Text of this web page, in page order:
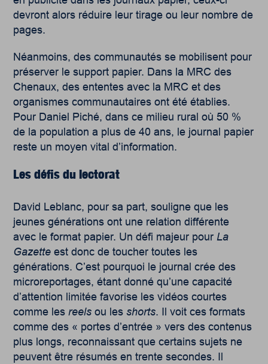
devront alors réduire leur tirage ou leur nombre de
pages.
Néanmoins, des communautés se mobilisent pour
préserver le support papier. Dans la MRC des
Chenaux, des ententes avec la MRC et des
organismes communautaires ont été établies.
Pour Daniel Piché, dans ce milieu rural où 50 %
de la population a plus de 40 ans, le journal papier
reste un moyen vital d’information.
Les défis du lectorat
David Leblanc, pour sa part, souligne que les
jeunes générations ont une relation différente
avec le format papier. Un défi majeur pourLa
Gazette est donc de toucher toutes les
générations. C’est pourquoi le journal crée des
microreportages, étant donné qu’une capacité
d’attention limitée favorise les vidéos courtes
comme les reels ou lesshorts. Il voit ces formats
comme des « portes d’entrée » vers des contenus
plus longs, reconnaissant que certains sujets ne
peuvent être résumés en trente secondes. Il